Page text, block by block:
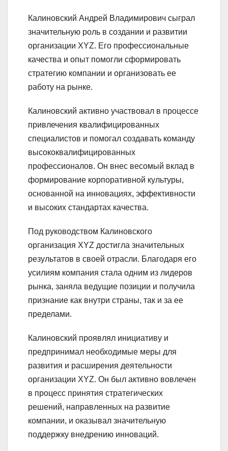
Калиновский Андрей Владимирович сыграл
значительную роль в создании и развитии
организации XYZ. Его профессиональные
качества и опыт помогли сформировать
стратегию компании и организовать ее
работу на рынке.
Калиновский активно участвовал в процессе
привлечения квалифицированных
специалистов и помогал создавать команду
высококвалифицированных
профессионалов. Он внес весомый вклад в
формирование корпоративной культуры,
основанной на инновациях, эффективности
и высоких стандартах качества.
Под руководством Калиновского
организация XYZ достигла значительных
результатов в своей отрасли. Благодаря его
усилиям компания стала одним из лидеров
рынка, заняла ведущие позиции и получила
признание как внутри страны, так и за ее
пределами.
Калиновский проявлял инициативу и
предпринимал необходимые меры для
развития и расширения деятельности
организации XYZ. Он был активно вовлечен
в процесс принятия стратегических
решений, направленных на развитие
компании, и оказывал значительную
поддержку внедрению инноваций.